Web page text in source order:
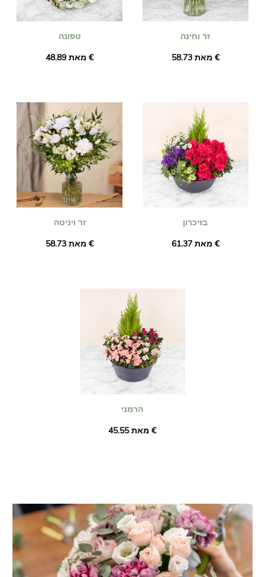
טפונה
מאת ‏48.89 €
זר וחינה
מאת ‏58.73 €
זר ויניטה
מאת ‏58.73 €
בזיכרון
מאת ‏61.37 €
הרמני
מאת ‏45.55 €